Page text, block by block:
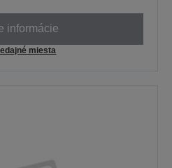
informácie
miesta